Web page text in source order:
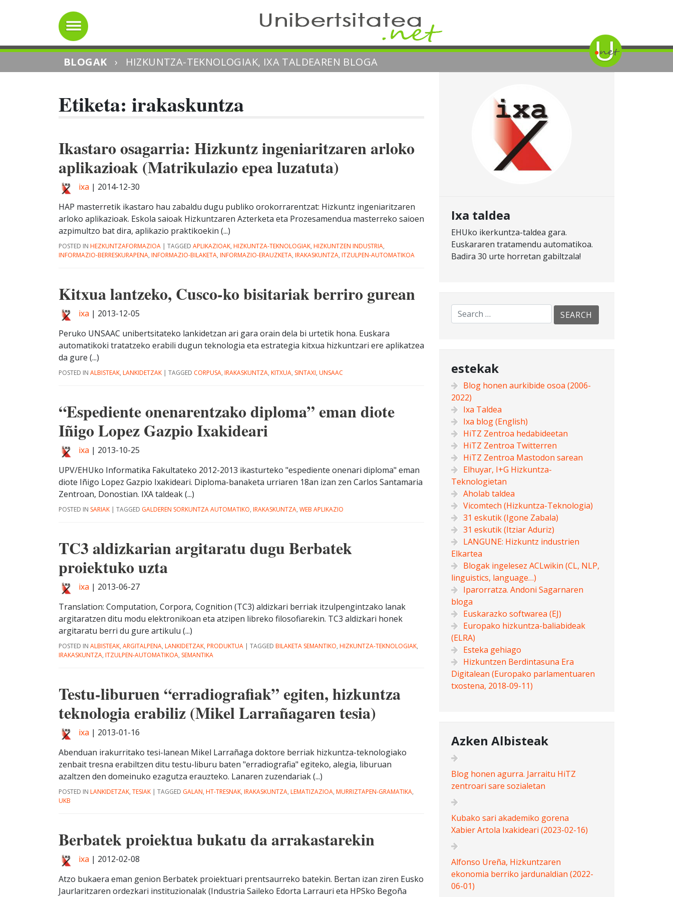
BLOGAK › HIZKUNTZA-TEKNOLOGIAK, IXA TALDEAREN BLOGA
Etiketa: irakaskuntza
Ikastaro osagarria: Hizkuntz ingeniaritzaren arloko
aplikazioak (Matrikulazio epea luzatuta)
ixa | 2014-12-30
HAP masterretik ikastaro hau zabaldu dugu publiko orokorrarentzat: Hizkuntz ingeniaritzaren
arloko aplikazioak. Eskola saioak Hizkuntzaren Azterketa eta Prozesamendua masterreko saioen
azpimultzo bat dira, aplikazio praktikoekin (...)
POSTED IN HEZKUNTZAFORMAZIOA | TAGGED APLIKAZIOAK, HIZKUNTZA-TEKNOLOGIAK, HIZKUNTZEN INDUSTRIA,
INFORMAZIO-BERRESKURAPENA, INFORMAZIO-BILAKETA, INFORMAZIO-ERAUZKETA, IRAKASKUNTZA, ITZULPEN-AUTOMATIKOA
Kitxua lantzeko, Cusco-ko bisitariak berriro gurean
ixa | 2013-12-05
Peruko UNSAAC unibertsitateko lankidetzan ari gara orain dela bi urtetik hona. Euskara
automatikoki tratatzeko erabili dugun teknologia eta estrategia kitxua hizkuntzari ere aplikatzea
da gure (...)
POSTED IN ALBISTEAK, LANKIDETZAK | TAGGED CORPUSA, IRAKASKUNTZA, KITXUA, SINTAXI, UNSAAC
“Espediente onenarentzako diploma” eman diote
Iñigo Lopez Gazpio Ixakideari
ixa | 2013-10-25
UPV/EHUko Informatika Fakultateko 2012-2013 ikasturteko "espediente onenari diploma" eman
diote Iñigo Lopez Gazpio Ixakideari. Diploma-banaketa urriaren 18an izan zen Carlos Santamaria
Zentroan, Donostian. IXA taldeak (...)
POSTED IN SARIAK | TAGGED GALDEREN SORKUNTZA AUTOMATIKO, IRAKASKUNTZA, WEB APLIKAZIO
TC3 aldizkarian argitaratu dugu Berbatek
proiektuko uzta
ixa | 2013-06-27
Translation: Computation, Corpora, Cognition (TC3) aldizkari berriak itzulpengintzako lanak
argitaratzen ditu modu elektronikoan eta atzipen libreko filosofiarekin. TC3 aldizkari honek
argitaratu berri du gure artikulu (...)
POSTED IN ALBISTEAK, ARGITALPENA, LANKIDETZAK, PRODUKTUA | TAGGED BILAKETA SEMANTIKO, HIZKUNTZA-TEKNOLOGIAK,
IRAKASKUNTZA, ITZULPEN-AUTOMATIKOA, SEMANTIKA
Testu-liburuen “erradiografiak” egiten, hizkuntza
teknologia erabiliz (Mikel Larrañagaren tesia)
ixa | 2013-01-16
Abenduan irakurritako tesi-lanean Mikel Larrañaga doktore berriak hizkuntza-teknologiako
zenbait tresna erabiltzen ditu testu-liburu baten "erradiografia" egiteko, alegia, liburuan
azaltzen den domeinuko ezagutza erauzteko. Lanaren zuzendariak (...)
POSTED IN LANKIDETZAK, TESIAK | TAGGED GALAN, HT-TRESNAK, IRAKASKUNTZA, LEMATIZAZIOA, MURRIZTAPEN-GRAMATIKA,
UKB
Berbatek proiektua bukatu da arrakastarekin
ixa | 2012-02-08
Atzo bukaera eman genion Berbatek proiektuari prentsaurreko batekin. Bertan izan ziren Eusko
Jaurlaritzaren ordezkari instituzionalak (Industria Saileko Edorta Larrauri eta HPSko Begoña
Ixa taldea
EHUko ikerkuntza-taldea gara.
Euskararen tratamendu automatikoa.
Badira 30 urte horretan gabiltzala!
estekak
Blog honen aurkibide osoa (2006-
2022)
Ixa Taldea
Ixa blog (English)
HiTZ Zentroa hedabideetan
HiTZ Zentroa Twitterren
HiTZ Zentroa Mastodon sarean
Elhuyar, I+G Hizkuntza-
Teknologietan
Aholab taldea
Vicomtech (Hizkuntza-Teknologia)
31 eskutik (Igone Zabala)
31 eskutik (Itziar Aduriz)
LANGUNE: Hizkuntz industrien
Elkartea
Blogak ingelesez ACLwikin (CL, NLP,
linguistics, language…)
Iparorratza. Andoni Sagarnaren
bloga
Euskarazko softwarea (EJ)
Europako hizkuntza-baliabideak
(ELRA)
Esteka gehiago
Hizkuntzen Berdintasuna Era
Digitalean (Europako parlamentuaren
txostena, 2018-09-11)
Azken Albisteak
Blog honen agurra. Jarraitu HiTZ
zentroari sare sozialetan
Kubako sari akademiko gorena
Xabier Artola Ixakideari (2023-02-16)
Alfonso Ureña, Hizkuntzaren
ekonomia berriko jardunaldian (2022-
06-01)